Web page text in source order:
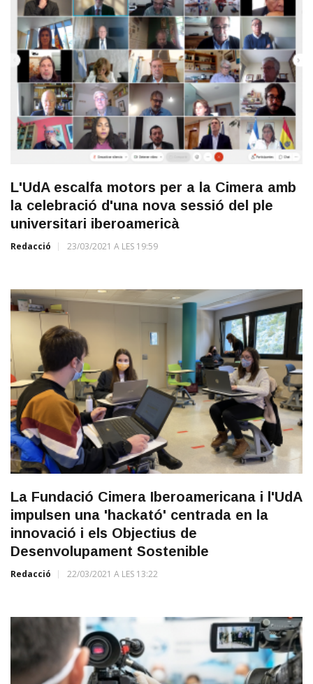
L'UdA escalfa motors per a la Cimera amb
la celebració d'una nova sessió del ple
universitari iberoamericà
Redacció 23/03/2021 A LES 19:59
La Fundació Cimera Iberoamericana i l'UdA
impulsen una 'hackató' centrada en la
innovació i els Objectius de
Desenvolupament Sostenible
Redacció 22/03/2021 A LES 13:22